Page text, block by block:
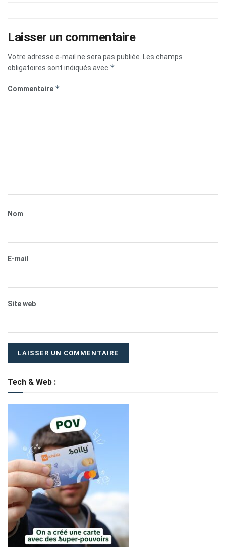
Laisser un commentaire
Votre adresse e-mail ne sera pas publiée. Les champs
obligatoires sont indiqués avec *
Commentaire *
Nom
E-mail
Site web
Tech & Web :